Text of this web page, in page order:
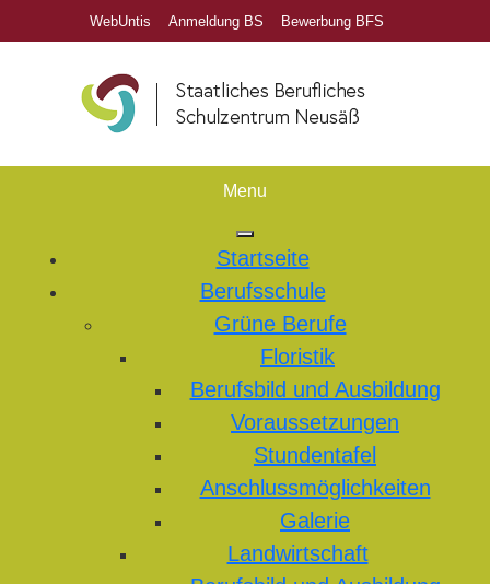
WebUntis Anmeldung BS Bewerbung BFS
Menu
Startseite
Berufsschule
Grüne Berufe
Floristik
Berufsbild und Ausbildung
Voraussetzungen
Stundentafel
Anschlussmöglichkeiten
Galerie
Landwirtschaft